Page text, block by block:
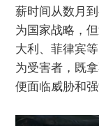
薪时间从数月
为国家战略，
大利、菲律宾
为受害者，既
便面临威胁和强